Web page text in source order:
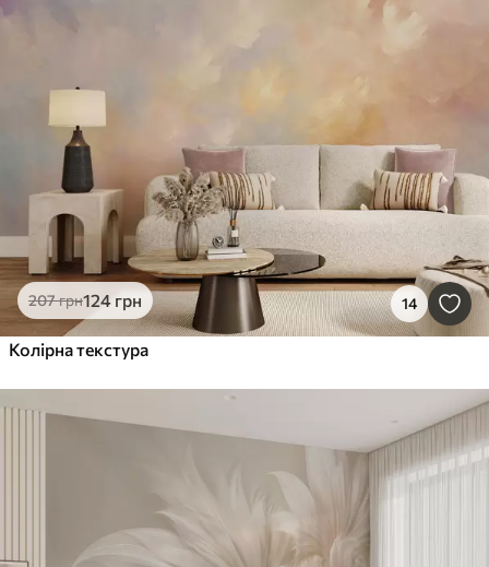
207грн124 грн 14
Колірна текстура